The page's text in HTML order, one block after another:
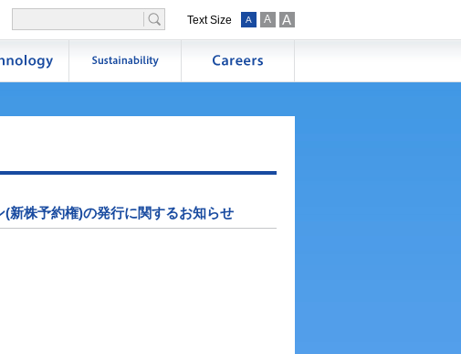
Text Size A A A
新株予約権)の発行に関するお知らせ